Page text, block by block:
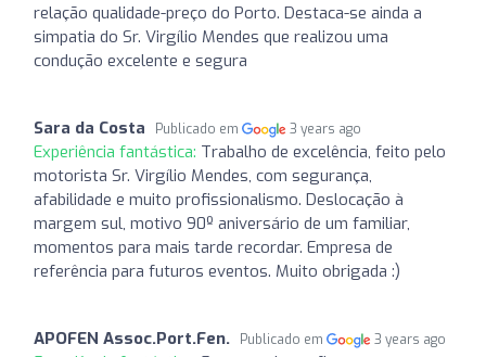
relação qualidade-preço do Porto. Destaca-se ainda a
simpatia do Sr. Virgílio Mendes que realizou uma
condução excelente e segura
Sara da Costa Publicado em 3 years ago
Experiência fantástica: Trabalho de excelência, feito pelo
motorista Sr. Virgílio Mendes, com segurança,
afabilidade e muito profissionalismo. Deslocação à
margem sul, motivo 90º aniversário de um familiar,
momentos para mais tarde recordar. Empresa de
referência para futuros eventos. Muito obrigada :)
APOFEN Assoc.Port.Fen. Publicado em 3 years ago